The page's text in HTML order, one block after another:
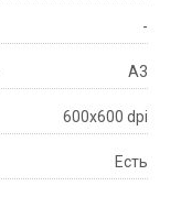
-
A3
600x600 dpi
Есть